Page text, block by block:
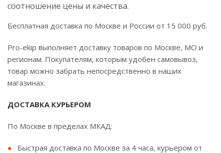
соотношение цены и качества.
Бесплатная доставка по Москве и России от 15 000 руб.
Pro-ekip выполняет доставку товаров по Москве, МО и
регионам. Покупателям, которым удобен самовывоз,
товар можно забрать непосредственно в наших
магазинах.
ДОСТАВКА КУРЬЕРОМ
По Москве в пределах МКАД:
Быстрая доставка по Москве за 4 часа, курьером от